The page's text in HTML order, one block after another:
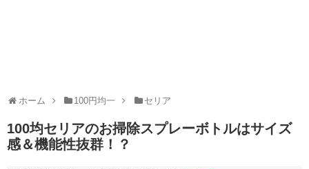
ホーム 100円均一 セリア
100均セリアのお掃除スプレーボトルはサイズ
感＆機能性抜群！？